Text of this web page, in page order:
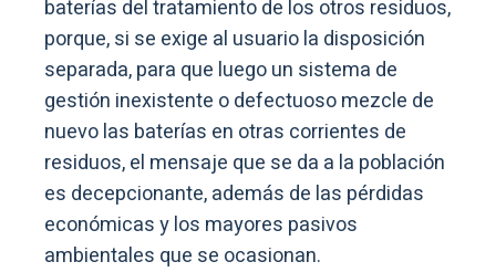
baterías del tratamiento de los otros residuos,
porque, si se exige al usuario la disposición
separada, para que luego un sistema de
gestión inexistente o defectuoso mezcle de
nuevo las baterías en otras corrientes de
residuos, el mensaje que se da a la población
es decepcionante, además de las pérdidas
económicas y los mayores pasivos
ambientales que se ocasionan.